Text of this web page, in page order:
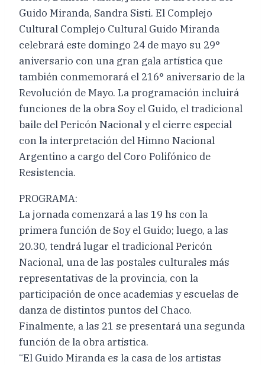
Guido Miranda, Sandra Sisti. El Complejo
Cultural Complejo Cultural Guido Miranda
celebrará este domingo 24 de mayo su 29°
aniversario con una gran gala artística que
también conmemorará el 216° aniversario de la
Revolución de Mayo. La programación incluirá
funciones de la obra Soy el Guido, el tradicional
baile del Pericón Nacional y el cierre especial
con la interpretación del Himno Nacional
Argentino a cargo del Coro Polifónico de
Resistencia.
PROGRAMA:
La jornada comenzará a las 19 hs con la
primera función de Soy el Guido; luego, a las
20.30, tendrá lugar el tradicional Pericón
Nacional, una de las postales culturales más
representativas de la provincia, con la
participación de once academias y escuelas de
danza de distintos puntos del Chaco.
Finalmente, a las 21 se presentará una segunda
función de la obra artística.
“El Guido Miranda es la casa de los artistas